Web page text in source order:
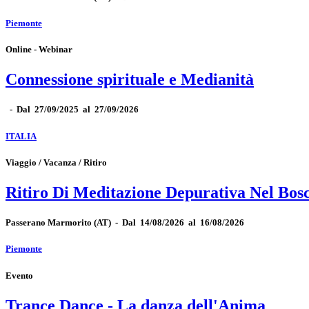
Piemonte
Online - Webinar
Connessione spirituale e Medianità
- Dal 27/09/2025 al 27/09/2026
ITALIA
Viaggio / Vacanza / Ritiro
Ritiro Di Meditazione Depurativa Nel
Passerano Marmorito (AT) - Dal 14/08/2026 al 16/08/2026
Piemonte
Evento
Trance Dance - La danza dell'Anima